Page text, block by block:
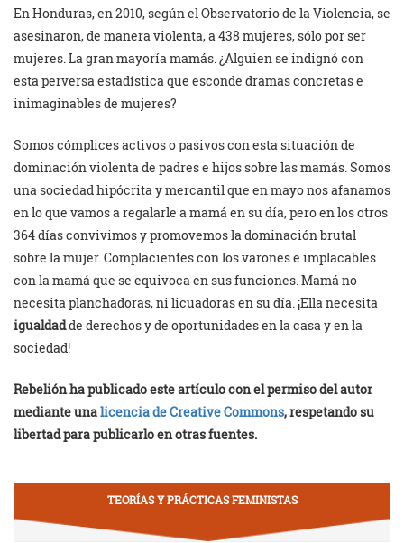
En Honduras, en 2010, según el Observatorio de la Violencia, se
asesinaron, de manera violenta, a 438 mujeres, sólo por ser
mujeres. La gran mayoría mamás. ¿Alguien se indignó con
esta perversa estadística que esconde dramas concretas e
inimaginables de mujeres?
Somos cómplices activos o pasivos con esta situación de
dominación violenta de padres e hijos sobre las mamás. Somos
una sociedad hipócrita y mercantil que en mayo nos afanamos
en lo que vamos a regalarle a mamá en su día, pero en los otros
364 días convivimos y promovemos la dominación brutal
sobre la mujer. Complacientes con los varones e implacables
con la mamá que se equivoca en sus funciones. Mamá no
necesita planchadoras, ni licuadoras en su día. ¡Ella necesita
igualdadde derechos y de oportunidades en la casa y en la
sociedad!
Rebelión ha publicado este artículo con el permiso del autor
mediante unalicencia de Creative Commons, respetando su
libertad para publicarlo en otras fuentes.
TEORÍAS Y PRÁCTICAS FEMINISTAS